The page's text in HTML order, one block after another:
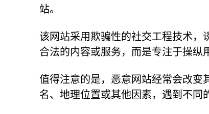
站。
该网站采用欺骗性的社交工程技术
合法的内容或服务，而是专注于操纵
值得注意的是，恶意网站经常会改变
名、地理位置或其他因素，遇到不同